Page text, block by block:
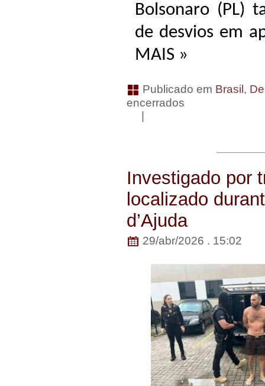
Bolsonaro (PL)
de desvios em
MAIS »
Publicado em Brasil,
encerrados
|
Investigado por
localizado
d’Ajuda
29/abr/2026 . 15:02